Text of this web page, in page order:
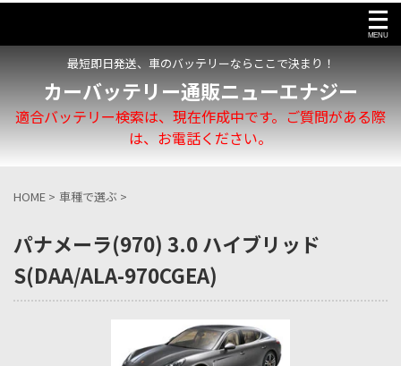
最短即日発送、車のバッテリーならここで決まり！
カーバッテリー通販ニューエナジー
適合バッテリー検索は、現在作成中です。ご質問がある際
は、お電話ください。
HOME > 車種で選ぶ >
パナメーラ(970) 3.0 ハイブリッド
S(DAA/ALA-970CGEA)